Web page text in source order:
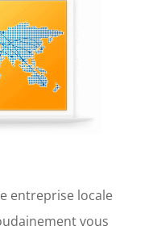
entreprise locale
vous